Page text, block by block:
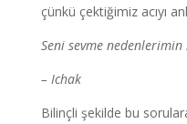
çünkü çektiğimiz acıyı
Seni sevme nedenlerimin
– Ichak
Bilinçli şekilde bu